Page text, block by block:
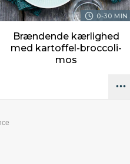
0-30 MIN.
Brændende kærlighed
med kartoffel-broccoli-
mos